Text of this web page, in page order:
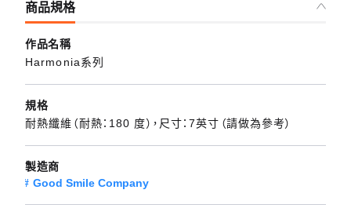
商品規格
作品名稱
Harmonia系列
規格
耐熱纖維（耐熱：180 度），尺寸：7英寸（請做為參考）
製造商
Good Smile Company